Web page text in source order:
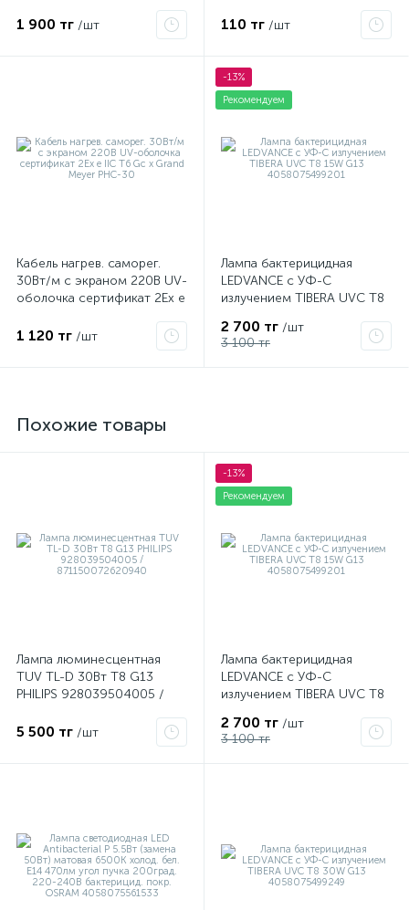
1 900 тг /шт 110 тг /шт
Кабель нагрев. саморег.
30Вт/м с экраном 220В UV-
оболочка сертификат 2Ex e
PHC-30
1 120 тг /шт
-13%
Рекомендуем
Лампа бактерицидная
LEDVANCE с УФ-С
излучением TIBERA UVC T8
2 700 тг /шт
3 100 тг
Похожие товары
Лампа люминесцентная
TUV TL-D 30Вт T8 G13
PHILIPS 928039504005 /
5 500 тг /шт
-13%
Рекомендуем
Лампа бактерицидная
LEDVANCE с УФ-С
излучением TIBERA UVC T8
2 700 тг /шт
3 100 тг